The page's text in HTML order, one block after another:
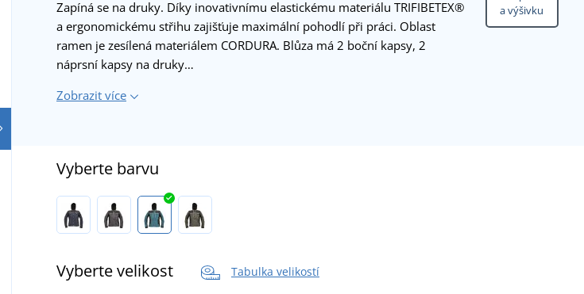
a výšivku
Zapíná se na druky. Díky inovativnímu elastickému materiálu TRIFIBETEX®
a ergonomickému střihu zajišťuje maximální pohodlí při práci. Oblast
ramen je zesílená materiálem CORDURA. Blůza má 2 boční kapsy, 2
náprsní kapsy na druky…
Zobrazit více
Vyberte barvu
Vyberte velikost Tabulka velikostí